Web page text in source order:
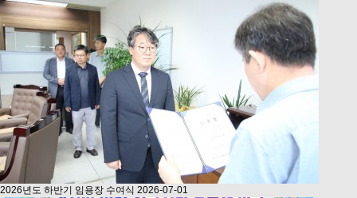
2026년도 하반기 임용장 수여식 2026-07-01